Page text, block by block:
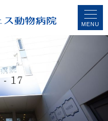
MENU
- 17